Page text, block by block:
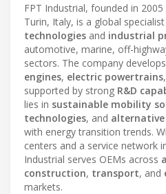
FPT Industrial, founded in
Turin, Italy, is a global
technologies and industrial
automotive, marine, off-
sectors. The company develops
engines, electric powertrains,
supported by strong R&D
lies in sustainable mobility
technologies, and
with energy transition trends.
centers and a service network
Industrial serves OEMs across
construction, transport, and
markets.